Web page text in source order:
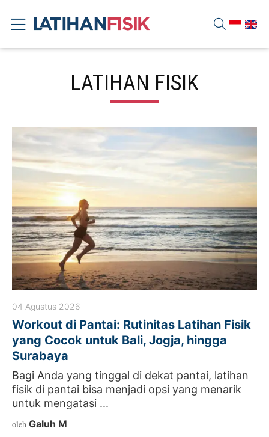
LATIHAN FISIK
04 Agustus 2026
Workout di Pantai: Rutinitas Latihan Fisik
yang Cocok untuk Bali, Jogja, hingga
Surabaya
Bagi Anda yang tinggal di dekat pantai, latihan
fisik di pantai bisa menjadi opsi yang menarik
untuk mengatasi ...
oleh Galuh M